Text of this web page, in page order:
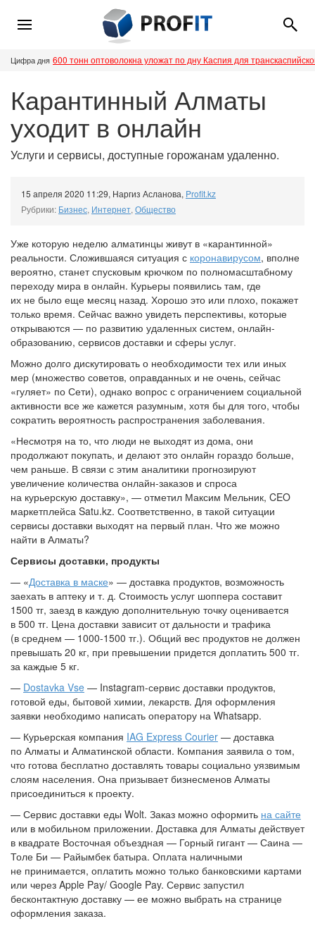
Цифра дня 600 тонн оптоволокна уложат по дну Каспия для
Карантинный Алматы
уходит в онлайн
Услуги и сервисы, доступные горожанам удаленно.
15 апреля 2020 11:29, Наргиз Асланова, Profit.kz
Рубрики: Бизнес, Интернет, Общество
Уже которую неделю алматинцы живут в «карантинной»
реальности. Сложившаяся ситуация с коронавирусом, вполне
вероятно, станет спусковым крючком по полномасштабному
переходу мира в онлайн. Курьеры появились там, где
их не было еще месяц назад. Хорошо это или плохо, покажет
только время. Сейчас важно увидеть перспективы, которые
открываются — по развитию удаленных систем, онлайн-
образованию, сервисов доставки и сферы услуг.
Можно долго дискутировать о необходимости тех или иных
мер (множество советов, оправданных и не очень, сейчас
«гуляет» по Сети), однако вопрос с ограничением социальной
активности все же кажется разумным, хотя бы для того, чтобы
сократить вероятность распространения заболевания.
«Несмотря на то, что люди не выходят из дома, они
продолжают покупать, и делают это онлайн гораздо больше,
чем раньше. В связи с этим аналитики прогнозируют
увеличение количества онлайн-заказов и спроса
на курьерскую доставку», — отметил Максим Мельник, CEO
маркетплейса Satu.kz. Соответственно, в такой ситуации
сервисы доставки выходят на первый план. Что же можно
найти в Алматы?
Сервисы доставки, продукты
— «Доставка в маске» — доставка продуктов, возможность
заехать в аптеку и т. д. Стоимость услуг шоппера составит
1500 тг, заезд в каждую дополнительную точку оценивается
в 500 тг. Цена доставки зависит от дальности и трафика
(в среднем — 1000-1500 тг.). Общий вес продуктов не должен
превышать 20 кг, при превышении придется доплатить 500 тг.
за каждые 5 кг.
— Dostavka Vse — Instagram-сервис доставки продуктов,
готовой еды, бытовой химии, лекарств. Для оформления
заявки необходимо написать оператору на Whatsapp.
— Курьерская компания IAG Express Courier — доставка
по Алматы и Алматинской области. Компания заявила о том,
что готова бесплатно доставлять товары социально уязвимым
слоям населения. Она призывает бизнесменов Алматы
присоединиться к проекту.
— Сервис доставки еды Wolt. Заказ можно оформить на сайте
или в мобильном приложении. Доставка для Алматы действует
в квадрате Восточная объездная — Горный гигант — Саина —
Толе Би — Райымбек батыра. Оплата наличными
не принимается, оплатить можно только банковскими картами
или через Apple Pay/ Google Pay. Сервис запустил
бесконтактную доставку — ее можно выбрать на странице
оформления заказа.